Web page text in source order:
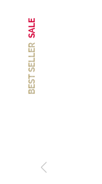
BEST SELLER
SALE